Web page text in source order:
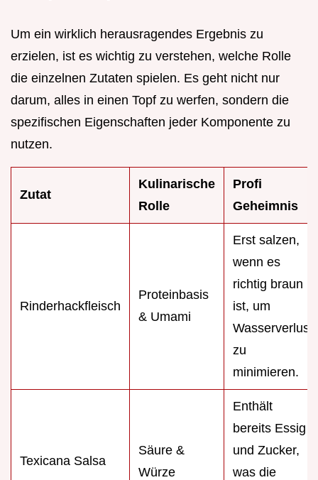
Um ein wirklich herausragendes Ergebnis zu
erzielen, ist es wichtig zu verstehen, welche Rolle
die einzelnen Zutaten spielen. Es geht nicht nur
darum, alles in einen Topf zu werfen, sondern die
spezifischen Eigenschaften jeder Komponente zu
nutzen.
Zutat
Kulinarische
Rolle
Profi
Geheimnis
Rinderhackfleisch
Proteinbasis
& Umami
Erst salzen,
wenn es
richtig braun
ist, um
Wasserverlust
zu
minimieren.
Texicana Salsa
Säure &
Würze
Enthält
bereits Essig
und Zucker,
was die